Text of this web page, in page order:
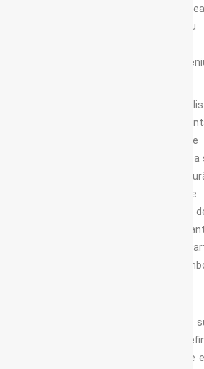
condițiilor în care acestea
lasă consecințe imediate sau
cuvânt, asistăm la
psihotraumatologiei, un
După J. Laplanche și J.B.
sau traumatismul psihic
din viața subiectului care se
intensitatea sa, prin incapacitatea
i răspunde adecvat și prin
patogene durabile pe care
Interacțiunea cu un eveniment
individ semnificativ-
traumatic, nu numai prin felul
trăiește, dar și prin valoarea
Modificările psihopatologice
evenimente traumatizante se
posttraumatice, din cauză că se